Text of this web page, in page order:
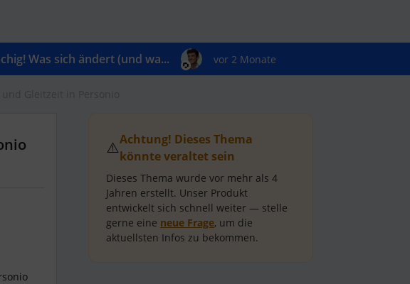
Was sich ändert (und wa... vor 2 Monate
⚠️Achtung! Dieses Thema
könnte veraltet sein
Dieses Thema wurde vor mehr als 4
Jahren erstellt. Unser Produkt
entwickelt sich schnell weiter — stelle
gerne eine neue Frage, um die
aktuellsten Infos zu bekommen.